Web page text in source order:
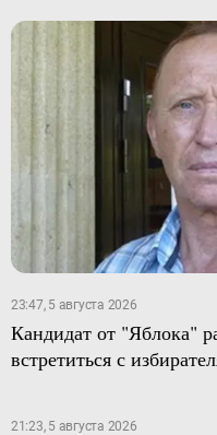
23:47, 5 августа 2026
Кандидат от "Яблока"
встретиться с
21:23, 5 августа 2026